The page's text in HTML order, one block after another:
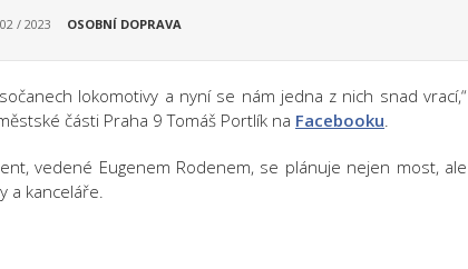
/ 2023 OSOBNÍ DOPRAVA
lokomotivy a nyní se nám jedna z nich snad vrací,“
části Praha 9 Tomáš Portlík na Facebooku.
vedené Eugenem Rodenem, se plánuje nejen most, ale
a kanceláře.